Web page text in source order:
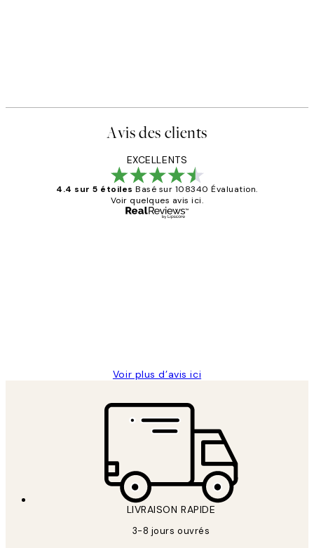
Avis des clients
EXCELLENTS
4.4 sur 5 étoiles Basé sur 108340 Évaluation.
Voir quelques avis ici.
Voir plus d’avis ici
LIVRAISON RAPIDE
3-8 jours ouvrés